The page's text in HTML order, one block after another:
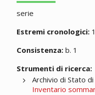
serie
Estremi cronologici:
Consistenza:b. 1
Strumenti di ricerca:
Archivio di Stato di
Inventario